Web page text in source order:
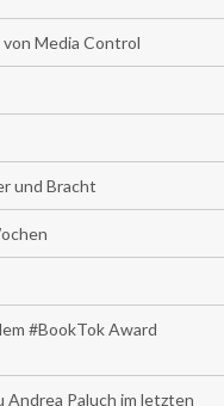
Media Control
und Bracht
#BookTok Award
Andrea Paluch im letzten